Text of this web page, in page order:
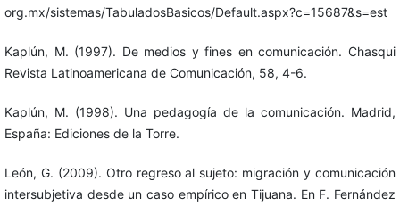
org.mx/sistemas/TabuladosBasicos/Default.aspx?c=15687&s=est
Kaplún, M. (1997). De medios y fines en comunicación. Chasqui
Revista Latinoamericana de Comunicación, 58, 4-6.
Kaplún, M. (1998). Una pedagogía de la comunicación. Madrid,
España: Ediciones de la Torre.
León, G. (2009). Otro regreso al sujeto: migración y comunicación
intersubjetiva desde un caso empírico en Tijuana. En F. Fernández